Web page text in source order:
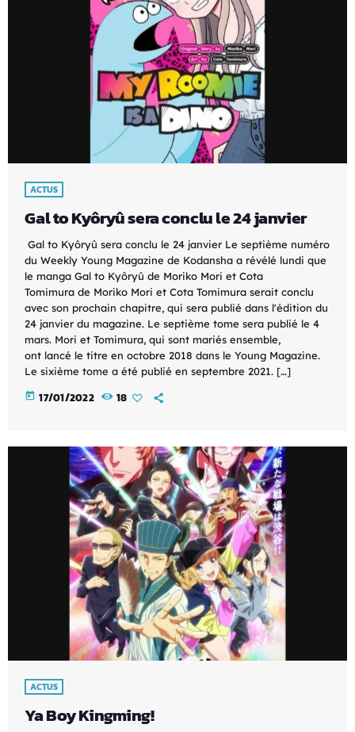
ACTUS
Gal to Kyôryû sera conclu le 24 janvier
Gal to Kyôryû sera conclu le 24 janvier Le septième numéro
du Weekly Young Magazine de Kodansha a révélé lundi que
le manga Gal to Kyôryû de Moriko Mori et Cota
Tomimura de Moriko Mori et Cota Tomimura serait conclu
avec son prochain chapitre, qui sera publié dans l'édition du
24 janvier du magazine. Le septième tome sera publié le 4
mars. Mori et Tomimura, qui sont mariés ensemble,
ont lancé le titre en octobre 2018 dans le Young Magazine.
Le sixième tome a été publié en septembre 2021. […]
today 17/01/2022 18
ACTUS
Ya Boy Kingming!